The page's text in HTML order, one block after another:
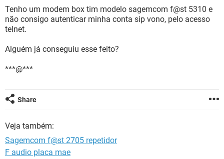
GUIA DE COMPRAS
OUTLOOK EXCEL
INSTAGRAM GMAIL
Tenho um modem box tim modelo sagemcom f@st 5310 e
não consigo autenticar minha conta sip vono, pelo acesso
telnet.
Alguém já conseguiu esse feito?
***@***
Share
Veja também:
Sagemcom f@st 2705 repetidor
F audio placa mae